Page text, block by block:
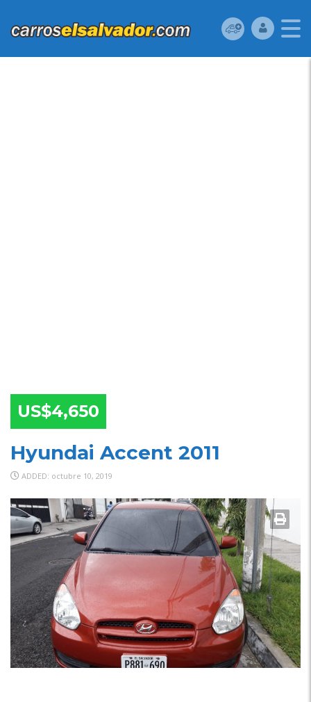
US$4,650
Hyundai Accent 2011
ADDED: octubre 10, 2019